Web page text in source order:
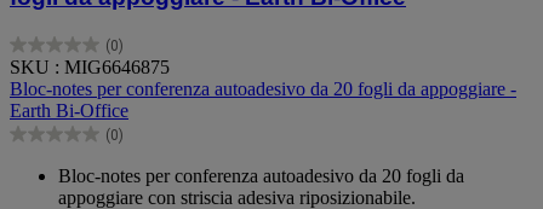
(0)
0.0
su
5
stelle.
SKU : MIG6646875
Bloc-notes per conferenza autoadesivo da 20 fogli da appoggiare -
Earth Bi-Office
(0)
0.0
Bloc-notes per conferenza autoadesivo da 20 fogli da
appoggiare con striscia adesiva riposizionabile.